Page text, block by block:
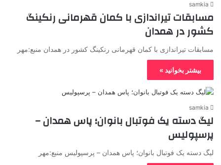
samkia
مسابقات تیراندازی با کمان قهرمانی رنکینگ
کشور در همدان
مسابقات تیراندازی با کمان قهرمانی رنکینگ کشور در همدان منبع:مهر
بیشتر بخوانید »
samkia
لیگ دسته یک‌ فوتبال بانوان؛ پاس همدان –
پرسپولیس
لیگ دسته یک‌ فوتبال بانوان؛ پاس همدان – پرسپولیس منبع:مهر